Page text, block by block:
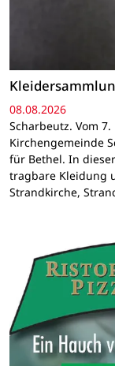
08.08.2026
Scharbeutz. Vom
Kirchengemeinde
für Bethel. In
tragbare Kleidung
Strandkirche,